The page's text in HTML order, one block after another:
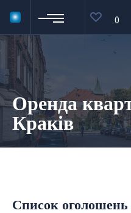
0
Оренда
Краків
Список оголошень